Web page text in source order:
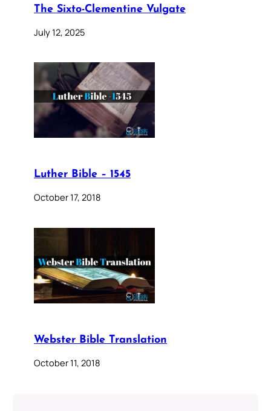
The Sixto-Clementine Vulgate
July 12, 2025
Luther Bible – 1545
October 17, 2018
Webster Bible Translation
October 11, 2018